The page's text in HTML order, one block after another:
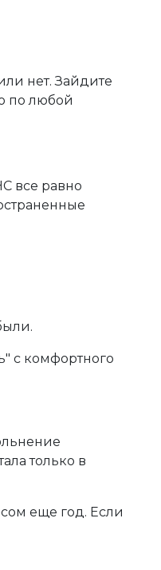
нет. Зайдите
по любой
все равно
с комфортного
только в
еще год. Если